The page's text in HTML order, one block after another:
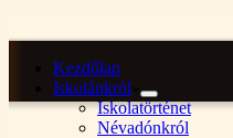
Kezdőlap
Iskolánkról
Iskolatörténet
Névadónkról